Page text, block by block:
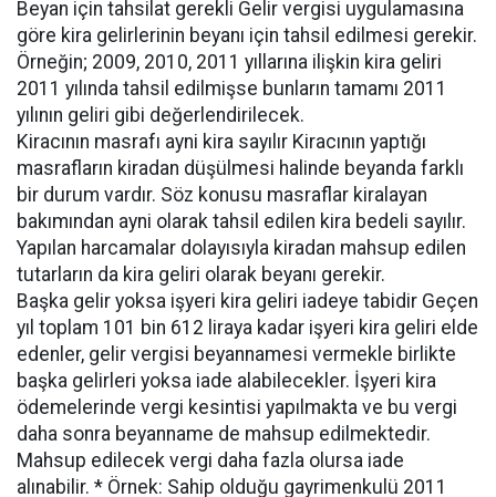
Beyan için tahsilat gerekli Gelir vergisi uygulamasına
göre kira gelirlerinin beyanı için tahsil edilmesi gerekir.
Örneğin; 2009, 2010, 2011 yıllarına ilişkin kira geliri
2011 yılında tahsil edilmişse bunların tamamı 2011
yılının geliri gibi değerlendirilecek.
Kiracının masrafı ayni kira sayılır Kiracının yaptığı
masrafların kiradan düşülmesi halinde beyanda farklı
bir durum vardır. Söz konusu masraflar kiralayan
bakımından ayni olarak tahsil edilen kira bedeli sayılır.
Yapılan harcamalar dolayısıyla kiradan mahsup edilen
tutarların da kira geliri olarak beyanı gerekir.
Başka gelir yoksa işyeri kira geliri iadeye tabidir Geçen
yıl toplam 101 bin 612 liraya kadar işyeri kira geliri elde
edenler, gelir vergisi beyannamesi vermekle birlikte
başka gelirleri yoksa iade alabilecekler. İşyeri kira
ödemelerinde vergi kesintisi yapılmakta ve bu vergi
daha sonra beyanname de mahsup edilmektedir.
Mahsup edilecek vergi daha fazla olursa iade
alınabilir. * Örnek: Sahip olduğu gayrimenkulü 2011